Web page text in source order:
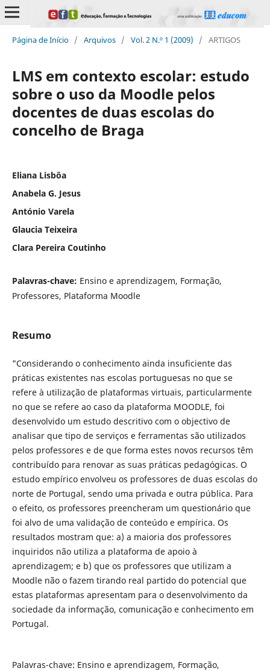
Página de Início / Arquivos / Vol. 2 N.º 1 (2009) / ARTIGOS
LMS em contexto escolar: estudo
sobre o uso da Moodle pelos
docentes de duas escolas do
concelho de Braga
Eliana Lisbôa
Anabela G. Jesus
António Varela
Glaucia Teixeira
Clara Pereira Coutinho
Palavras-chave: Ensino e aprendizagem, Formação,
Professores, Plataforma Moodle
Resumo
"Considerando o conhecimento ainda insuficiente das
práticas existentes nas escolas portuguesas no que se
refere à utilização de plataformas virtuais, particularmente
no que se refere ao caso da plataforma MOODLE, foi
desenvolvido um estudo descritivo com o objectivo de
analisar que tipo de serviços e ferramentas são utilizados
pelos professores e de que forma estes novos recursos têm
contribuído para renovar as suas práticas pedagógicas. O
estudo empírico envolveu os professores de duas escolas do
norte de Portugal, sendo uma privada e outra pública. Para
o efeito, os professores preencheram um questionário que
foi alvo de uma validação de conteúdo e empírica. Os
resultados mostram que: a) a maioria dos professores
inquiridos não utiliza a plataforma de apoio à
aprendizagem; e b) que os professores que utilizam a
Moodle não o fazem tirando real partido do potencial que
estas plataformas apresentam para o desenvolvimento da
sociedade da informação, comunicação e conhecimento em
Portugal.
Palavras-chave: Ensino e aprendizagem, Formação,